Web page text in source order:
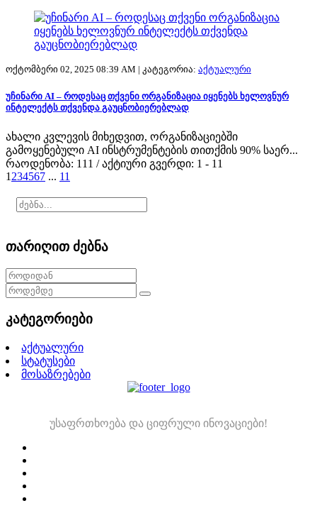
ოქტომბერი 02, 2025 08:39 AM | კატეგორია: აქტუალური
უჩინარი AI – როდესაც თქვენი ორგანიზაცია იყენებს ხელოვნურ
ინტელექტს თქვენდა გაუცნობიერებლად
ახალი კვლევის მიხედვით, ორგანიზაციებში
გამოყენებული AI ინსტრუმენტების თითქმის 90% საერ...
რაოდენობა: 111 / აქტიური გვერდი: 1 - 11
1 234567 ... 11
თარიღით ძებნა
კატეგორიები
აქტუალური
სტატუსები
მოსაზრებები
უსაფრთხოება და ციფრული ინოვაციები!